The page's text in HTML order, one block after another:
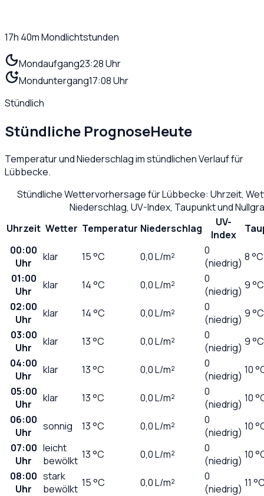
17h 40mMondlichtstunden
Mondaufgang23:28 Uhr
Monduntergang17:08 Uhr
Stündlich
Stündliche PrognoseHeute
Temperatur und Niederschlag im stündlichen Verlauf für
Lübbecke.
Stündliche Wettervorhersage fürLübbecke: Uhrzeit,
Niederschlag, UV-Index, Taupunkt und
Uhrzeit Wetter Temperatur Niederschlag
UV-
Index
00:00
Uhr
klar 15°C 0,0L/m²
0
(niedrig) 8 °C
01:00
Uhr
klar 14°C 0,0L/m²
0
(niedrig) 9 °C
02:00
Uhr
klar 14°C 0,0L/m²
0
(niedrig) 9 °C
03:00
Uhr
klar 13°C 0,0L/m²
0
(niedrig) 9 °C
04:00
Uhr
klar 13°C 0,0L/m²
0
(niedrig) 10
05:00
Uhr
klar 13°C 0,0L/m²
0
(niedrig) 10
06:00
Uhr
sonnig 13°C 0,0L/m²
0
(niedrig) 10
07:00
Uhr
leicht
bewölkt 13°C 0,0L/m²
0
(niedrig) 10
08:00
Uhr
stark
bewölkt 15°C 0,0L/m²
0
(niedrig) 11